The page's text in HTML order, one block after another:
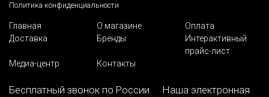
Политика конфиденциальности
Главная О магазине
Оплата
Доставка
Бренды
Интерактивный
прайс-лист
Медиа-центр
Контакты
Бесплатный звонок по России
Наша электронная